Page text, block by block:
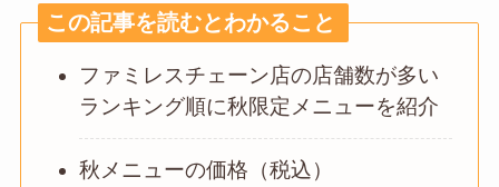
この記事を読むとわかること
ファミレスチェーン店の店舗数が多い
ランキング順に秋限定メニューを紹介
秋メニューの価格（税込）